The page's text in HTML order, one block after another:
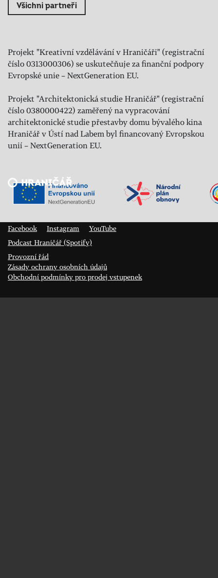
Všichni partneři
Projekt "Kreativní vzdělávání v Hraničáři" (registrační
číslo 0313000306) se uskutečňuje za finanční podpory
Evropské unie – NextGeneration EU.
Projekt "Architektonická studie Hraničář" (registrační
číslo 0380000422) zaměřený na vypracování
architektonické studie přestavby domu bývalého kina
Hraničář v Ústí nad Labem byl financovaný Evropskou
unií – NextGeneration EU.
Veřejný sál Hraničář, spolek
Facebook
Instagram
YouTube
Podcast Hraničář (Spotify)
Provozní řád
Zásady ochrany osobních údajů
Obchodní podmínky pro prodej vstupenek